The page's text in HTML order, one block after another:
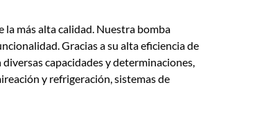
más alta calidad. Nuestra bomba
Gracias a su alta eficiencia de
capacidades y determinaciones,
y refrigeración, sistemas de